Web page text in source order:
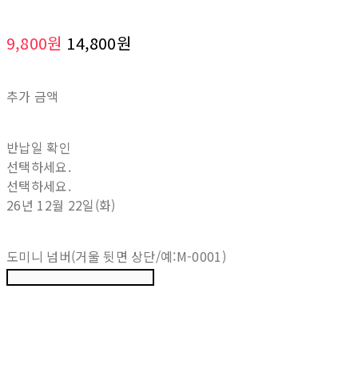
9,800원 14,800원
추가 금액
반납일 확인
선택하세요.
선택하세요.
26년 12월 22일(화)
도미니 넘버(거울 뒷면 상단/예:M-0001)